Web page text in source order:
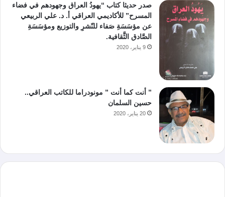
صدر حديثا كتاب “يهودُ العراق وجهودهم في فضاء
المسرح” للأكاديمي العراقي أ. د. علي الربيعي
عن مؤسَسَةِ صَفاء للنّشرِ والتوزيع ومؤسَسَةِ
الصَّادق الثَّقافية.
9 يناير، 2020
” أنت كما أنت ” مونودراما للكاتب العراقي..
حسين السلمان
20 يناير، 2020